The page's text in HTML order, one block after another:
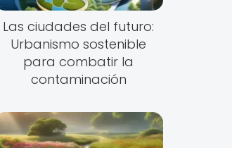
Las ciudades del futuro:
Urbanismo sostenible
para combatir la
contaminación